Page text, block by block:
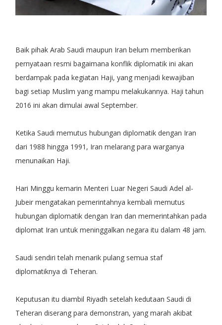
Baik pihak Arab Saudi maupun Iran belum memberikan
pernyataan resmi bagaimana konflik diplomatik ini akan
berdampak pada kegiatan Haji, yang menjadi kewajiban
bagi setiap Muslim yang mampu melakukannya. Haji tahun
2016 ini akan dimulai awal September.
Ketika Saudi memutus hubungan diplomatik dengan Iran
dari 1988 hingga 1991, Iran melarang para warganya
menunaikan Haji.
Hari Minggu kemarin Menteri Luar Negeri Saudi Adel al-
Jubeir mengatakan pemerintahnya kembali memutus
hubungan diplomatik dengan Iran dan memerintahkan pada
diplomat Iran untuk meninggalkan negara itu dalam 48 jam.
Saudi sendiri telah menarik pulang semua staf
diplomatiknya di Teheran.
Keputusan itu diambil Riyadh setelah kedutaan Saudi di
Teheran diserang para demonstran, yang marah akibat